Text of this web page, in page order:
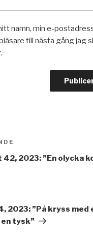
namn, min e-
till nästa gång jag
2023: ”En olycka
2023: ”På kryss med
tysk”